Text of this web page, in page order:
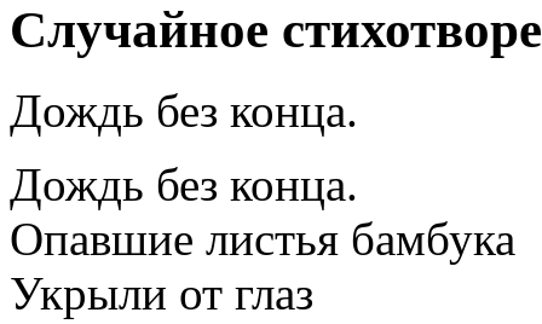
Случайное
Дождь без конца.
Дождь без конца.
Опавшие листья бамбука
Укрыли от глаз